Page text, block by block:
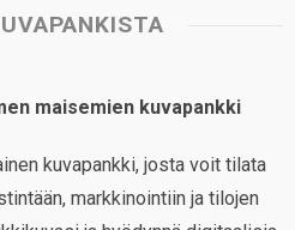
maisemien kuvapankki
kuvapankki, josta voit tilata
markkinointiin ja tilojen